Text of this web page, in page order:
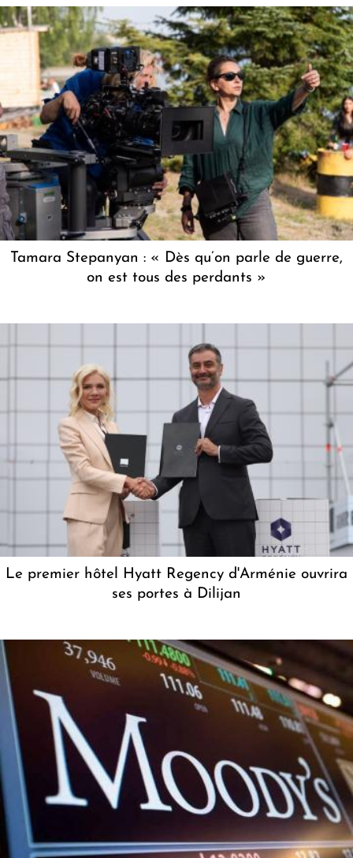
Tamara Stepanyan : « Dès qu’on parle de guerre,
on est tous des perdants »
Le premier hôtel Hyatt Regency d'Arménie ouvrira
ses portes à Dilijan